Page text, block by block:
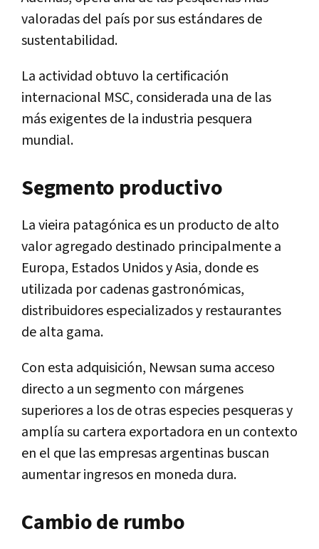
valoradas del país por sus estándares de
sustentabilidad.
La actividad obtuvo la certificación
internacional MSC, considerada una de las
más exigentes de la industria pesquera
mundial.
Segmento productivo
La vieira patagónica es un producto de alto
valor agregado destinado principalmente a
Europa, Estados Unidos y Asia, donde es
utilizada por cadenas gastronómicas,
distribuidores especializados y restaurantes
de alta gama.
Con esta adquisición, Newsan suma acceso
directo a un segmento con márgenes
superiores a los de otras especies pesqueras y
amplía su cartera exportadora en un contexto
en el que las empresas argentinas buscan
aumentar ingresos en moneda dura.
Cambio de rumbo